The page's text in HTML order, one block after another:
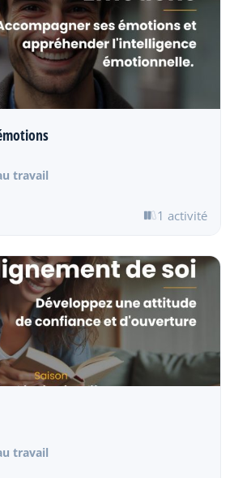
travail
1 activité
travail